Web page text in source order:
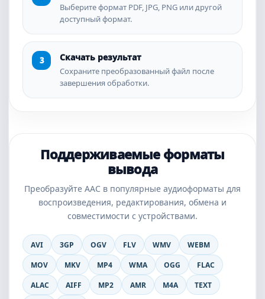
Выберите формат PDF, JPG, PNG или другой
доступный формат.
Скачать результат
Сохраните преобразованный файл после
завершения обработки.
Поддерживаемые форматы
вывода
Преобразуйте AAC в популярные аудиоформаты для
воспроизведения, редактирования, обмена и
совместимости с устройствами.
AVI 3GP OGV FLV WMV
WEBM
MOV
MKV MP4 WMA OGG
FLAC
ALAC
AIFF MP2 AMR M4A
TEXT